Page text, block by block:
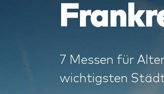
7 Messen für
wichtigsten